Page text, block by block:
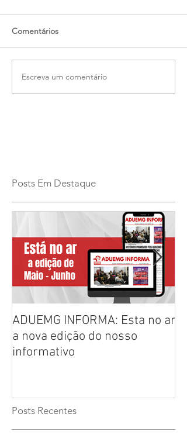
Comentários
Escreva um comentário
Posts Em Destaque
ADUEMG INFORMA: Esta no ar
a nova edição do nosso
informativo
Posts Recentes